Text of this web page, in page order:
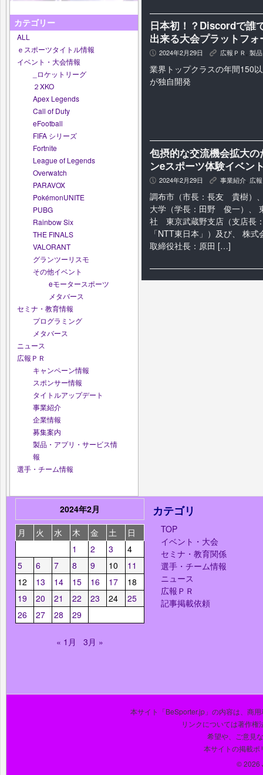
カテゴリー
ALL
ｅスポーツタイトル情報
イベント・大会情報
_ロケットリーグ
２XKO
Apex Legends
Call of Duty
eFootball
FIFA シリーズ
Fortnite
League of Legends
Overwatch
PARAVOX
PokémonUNITE
PUBG
Rainbow Six
THE FINALS
VALORANT
グランツーリスモ
その他イベント
eモータースポーツ
メタバース
セミナ・教育情報
プログラミング
メタバース
ニュース
広報ＰＲ
キャンペーン情報
スポンサー情報
タイトルアップデート
事業紹介
企業情報
募集案内
製品・アプリ・サービス情
報
選手・チーム情報
日本初！？Discordで誰
出来る大会プラットフ
P 2024年2月29日 K 広報ＰＲ , 製
業界トップクラスの年間150
が独自開発
包摂的な交流機会拡大
ンeスポーツ体験イベン
P 2024年2月29日 K 事業紹介, 広
調布市（市長：長友 貴樹）
大学（学長：田野 俊一）、
社 東京武蔵野支店（支店長
「NTT東日本」）及び、 株
取締役社長：原田 […]
2024年2月
月
火 水 木 金 土
日
1
2 3
4
5
6 7 8 9 10
11
12
13 14 15 16 17
18
19
20 21 22 23 24
25
26
27 28 29
« 1月 3月 »
カテゴリ
TOP
イベント・大会
セミナ・教育関係
選手・チーム情報
ニュース
広報ＰＲ
記事掲載依頼
本サイト「BeSporter.jp」の内容は、商
リンクについては著作権
希望や、ご意見
本サイトの掲載ポ
© 2026